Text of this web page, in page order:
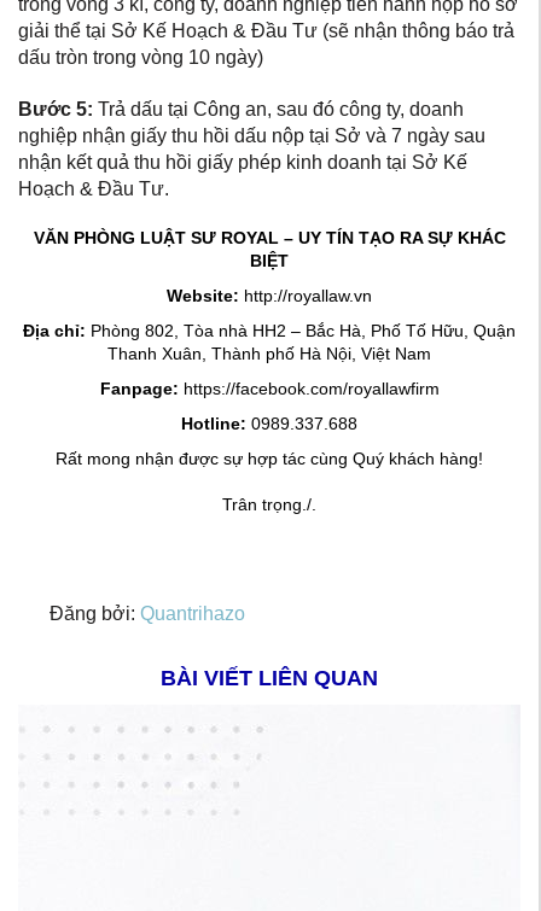
giải thể tại Sở Kế Hoạch & Đầu Tư (sẽ nhận thông báo trả
dấu tròn trong vòng 10 ngày)
Bước 5: Trả dấu tại Công an, sau đó công ty, doanh
nghiệp nhận giấy thu hồi dấu nộp tại Sở và 7 ngày sau
nhận kết quả thu hồi giấy phép kinh doanh tại Sở Kế
Hoạch & Đầu Tư.
VĂN PHÒNG LUẬT SƯ ROYAL – UY TÍN TẠO RA SỰ KHÁC
BIỆT
Website: http://royallaw.vn
Địa chỉ: Phòng 802, Tòa nhà HH2 – Bắc Hà, Phố Tố Hữu, Quận
Thanh Xuân, Thành phố Hà Nội, Việt Nam
Fanpage: https://facebook.com/royallawfirm
Hotline: 0989.337.688
Rất mong nhận được sự hợp tác cùng Quý khách hàng!
Trân trọng./.
Đăng bởi: Quantrihazo
BÀI VIẾT LIÊN QUAN